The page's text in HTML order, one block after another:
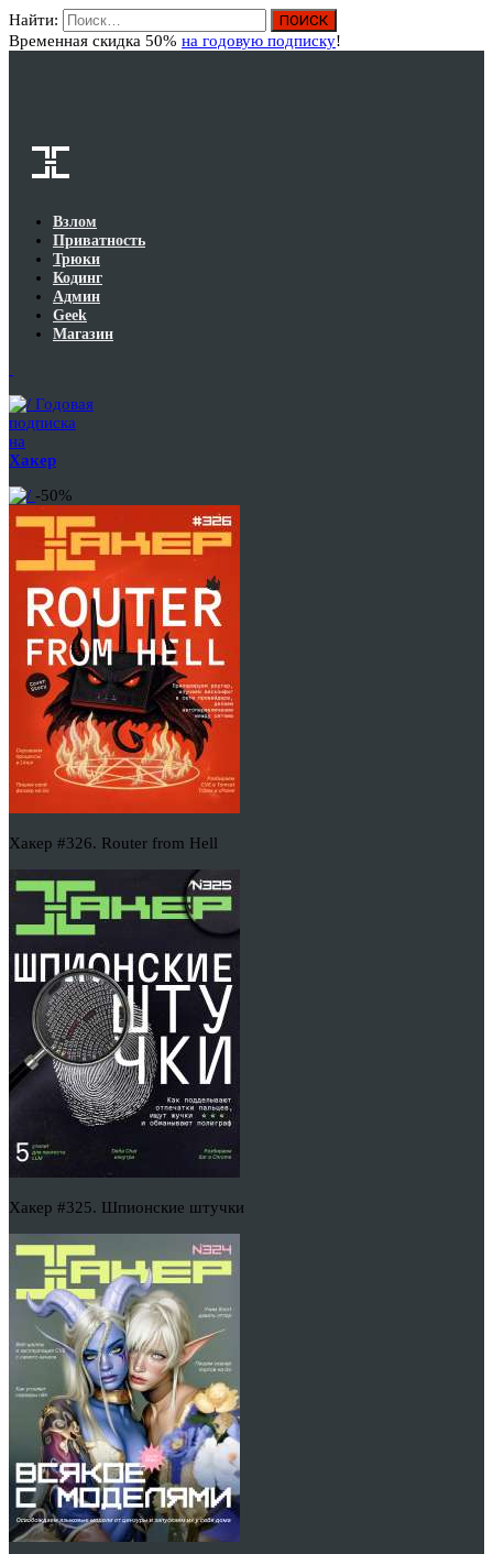
Найти:
Временная скидка 50% на годовую подписку!
Взлом
Приватность
Трюки
Кодинг
Админ
Geek
Магазин
Годовая
подписка
на
Хакер
-50%
Хакер #326. Router from Hell
Хакер #325. Шпионские штучки